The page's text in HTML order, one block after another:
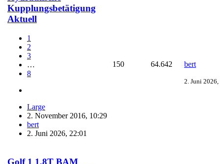
Kupplungsbetätigung
Aktuell
1
2
3
…
8
Large
2. November 2016, 10:29
bert
2. Juni 2026, 22:01
150 64.642 bert
2. Juni